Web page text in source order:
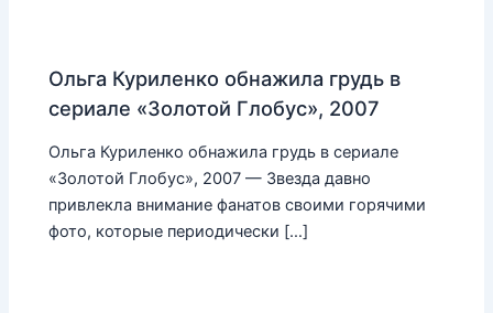
Ольга Куриленко обнажила грудь в
сериале «Золотой Глобус», 2007
Ольга Куриленко обнажила грудь в сериале
«Золотой Глобус», 2007 — Звезда давно
привлекла внимание фанатов своими горячими
фото, которые периодически […]